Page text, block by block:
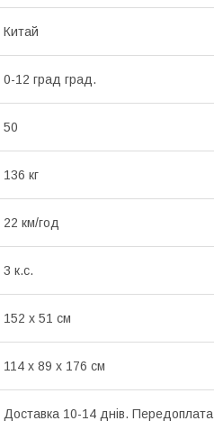
Китай
0-12 град град.
50
136 кг
22 км/год
3 к.с.
152 х 51 см
114 х 89 х 176 см
Доставка 10-14 днів.